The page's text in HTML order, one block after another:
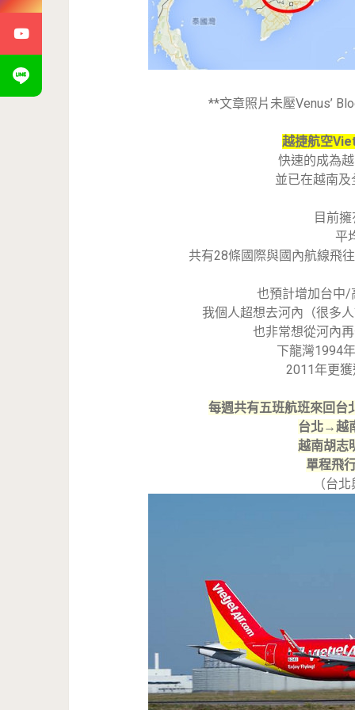
**文章照片未壓Venus’
越捷航空
快速的成為
並已在越南
目前
平
共有28條國際與國內航線飛
也預計增加台中/
我個人超想去河內（很多
也非常想從河內
下龍灣1994
2011年更
每週共有五班航班來回台
台北→越
越南胡志
單程飛
（台